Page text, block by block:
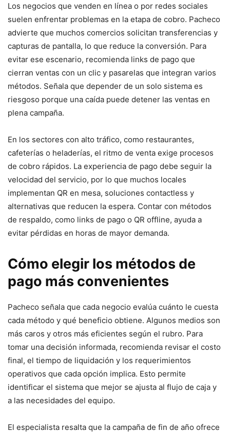
Los negocios que venden en línea o por redes sociales
suelen enfrentar problemas en la etapa de cobro. Pacheco
advierte que muchos comercios solicitan transferencias y
capturas de pantalla, lo que reduce la conversión. Para
evitar ese escenario, recomienda links de pago que
cierran ventas con un clic y pasarelas que integran varios
métodos. Señala que depender de un solo sistema es
riesgoso porque una caída puede detener las ventas en
plena campaña.
En los sectores con alto tráfico, como restaurantes,
cafeterías o heladerías, el ritmo de venta exige procesos
de cobro rápidos. La experiencia de pago debe seguir la
velocidad del servicio, por lo que muchos locales
implementan QR en mesa, soluciones contactless y
alternativas que reducen la espera. Contar con métodos
de respaldo, como links de pago o QR offline, ayuda a
evitar pérdidas en horas de mayor demanda.
Cómo elegir los métodos de
pago más convenientes
Pacheco señala que cada negocio evalúa cuánto le cuesta
cada método y qué beneficio obtiene. Algunos medios son
más caros y otros más eficientes según el rubro. Para
tomar una decisión informada, recomienda revisar el costo
final, el tiempo de liquidación y los requerimientos
operativos que cada opción implica. Esto permite
identificar el sistema que mejor se ajusta al flujo de caja y
a las necesidades del equipo.
El especialista resalta que la campaña de fin de año ofrece